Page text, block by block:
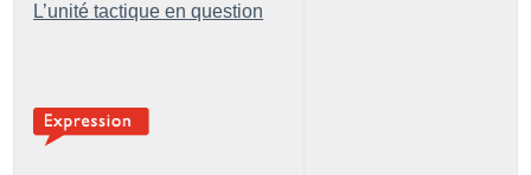
L’unité tactique en question